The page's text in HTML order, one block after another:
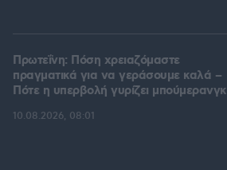
Πρωτεΐνη: Πόση χρειαζόμαστε
πραγματικά για να γεράσουμε καλά –
Πότε η υπερβολή γυρίζει μπούμερανγκ
10.08.2026, 08:01